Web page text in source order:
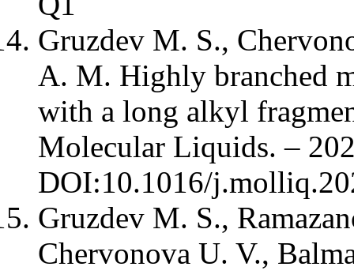
Gruzdev M. S.,
A. M. Highly branched
with a long alkyl
Molecular Liquids. –
DOI:10.1016/
Gruzdev M. S.,
Chervonova U. V.,